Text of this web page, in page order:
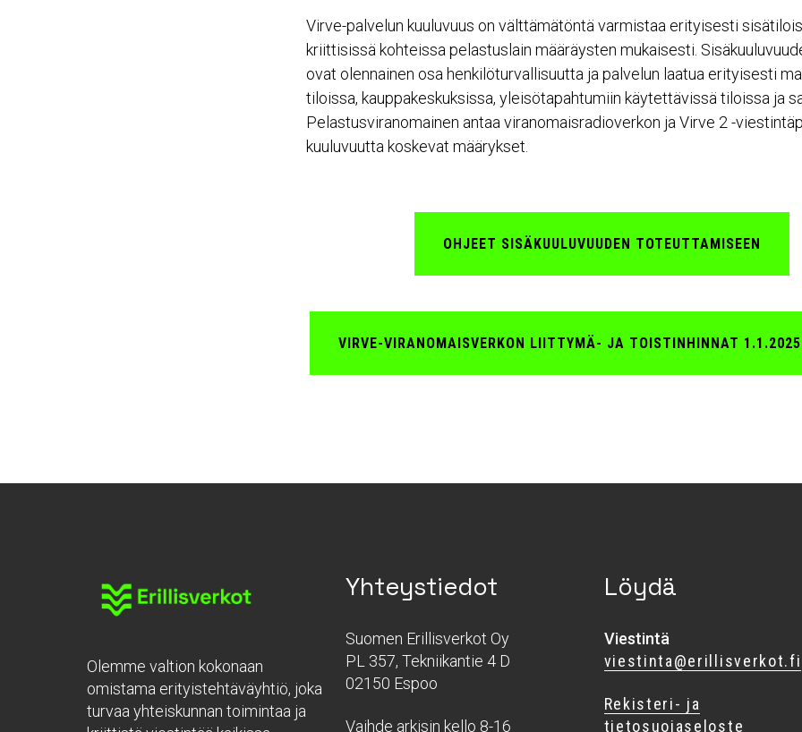
Virve-palvelun kuuluvuus on välttämätöntä varmistaa erityisesti
kriittisissä kohteissa pelastuslain määräysten mukaisesti.
ovat olennainen osa henkilöturvallisuutta ja palvelun laatua erityisesti
tiloissa, kauppakeskuksissa, yleisötapahtumiin käytettävissä tiloissa ja
Pelastusviranomainen antaa viranomaisradioverkon ja Virve 2 -
kuuluvuutta koskevat määrykset.
OHJEET SISÄKUULUVUUDEN TOTEUTTAMISEEN
VIRVE-VIRANOMAISVERKON LIITTYMÄ- JA TOISTINHINNAT
Olemme valtion kokonaan
omistama erityistehtäväyhtiö, joka
turvaa yhteiskunnan toimintaa ja
Yhteystiedot
Suomen Erillisverkot Oy
PL 357, Tekniikantie 4 D
02150 Espoo
Vaihde arkisin kello 8-16
Löydä
Viestintä
viestinta@erillisverkot.fi
Rekisteri- ja
tietosuojaseloste